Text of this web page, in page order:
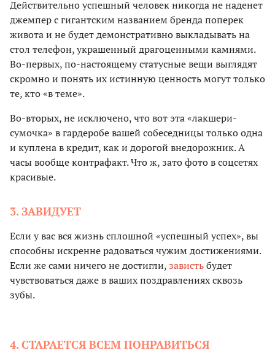
Действительно успешный человек никогда не наденет
джемпер с гигантским названием бренда поперек
живота и не будет демонстративно выкладывать на
стол телефон, украшенный драгоценными камнями.
Во-первых, по-настоящему статусные вещи выглядят
скромно и понять их истинную ценность могут только
те, кто «в теме».
Во-вторых, не исключено, что вот эта «лакшери-
сумочка» в гардеробе вашей собеседницы только одна
и куплена в кредит, как и дорогой внедорожник. А
часы вообще контрафакт. Что ж, зато фото в соцсетях
красивые.
3. ЗАВИДУЕТ
Если у вас вся жизнь сплошной «успешный успех», вы
способны искренне радоваться чужим достижениями.
Если же сами ничего не достигли,завистьбудет
чувствоваться даже в ваших поздравлениях сквозь
зубы.
4. СТАРАЕТСЯ ВСЕМ ПОНРАВИТЬСЯ